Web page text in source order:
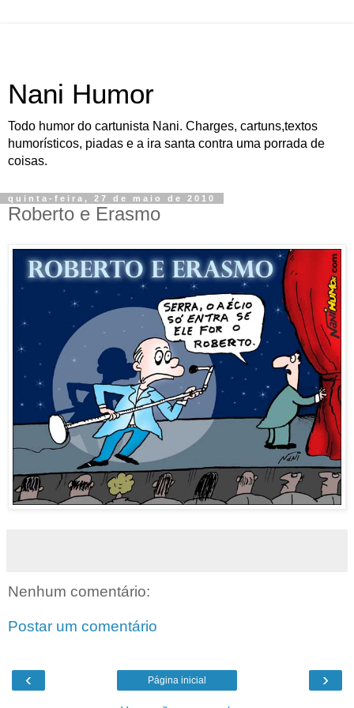
Nani Humor
Todo humor do cartunista Nani. Charges, cartuns,textos
humorísticos, piadas e a ira santa contra uma porrada de
coisas.
quinta-feira, 27 de maio de 2010
Roberto e Erasmo
Nenhum comentário:
Postar um comentário
‹ ›
Página inicial